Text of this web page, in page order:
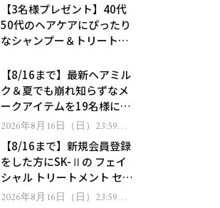
【3名様プレゼント】40代
50代のヘアケアにぴったり
なシャンプー＆トリートメ
処！
【8/16まで】最新ヘアミル
ク＆夏でも崩れ知らずなメ
ークアイテムを19名様にプ
レゼント！
2026年8月16日（日）23:59ま
で【8/16まで】新規会員登録
をした方にSK-Ⅱの フェイ
シャル トリートメント セラ
ムをプレゼント！
2026年8月16日（日）23:59ま